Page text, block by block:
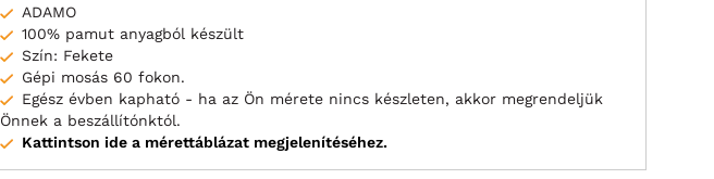
ADAMO
100% pamut anyagból készült
Szín: Fekete
Gépi mosás 60 fokon.
Egész évben kapható - ha az Ön mérete nincs készleten, akkor megrendeljük
Önnek a beszállítónktól.
Kattintson ide a mérettáblázat megjelenítéséhez.